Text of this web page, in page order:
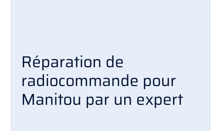
Réparation de
radiocommande pour
Manitou par un expert